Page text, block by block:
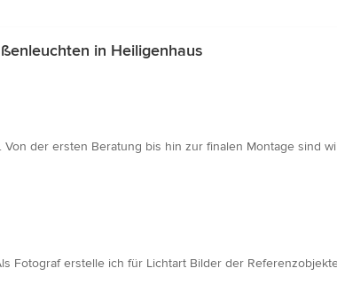
in Heiligenhaus
der ersten Beratung bis hin zur finalen Montage sind
Fotograf erstelle ich für Lichtart Bilder der